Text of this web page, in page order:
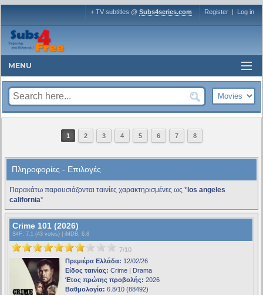
+ TV subtitles @ Subs4series.com Register | Log in
MENU
1 2 3 4 5 6 7 8
Πληροφορίες - Επιλογές
Παρακάτω παρουσιάζονται ταινίες χαρακτηρισμένες ως * los angeles
california*
Crime 101 (2026)
S4F : 7.1 (43 votes) | iMDB: 6.8
7/10
Πρεμιέρα Ελλάδα: 12/02/26
Είδος ταινίας: Crime | Drama
Έτος πρώτης προβολής: 2026
Βαθμολογία: 6.8/10 (88492)